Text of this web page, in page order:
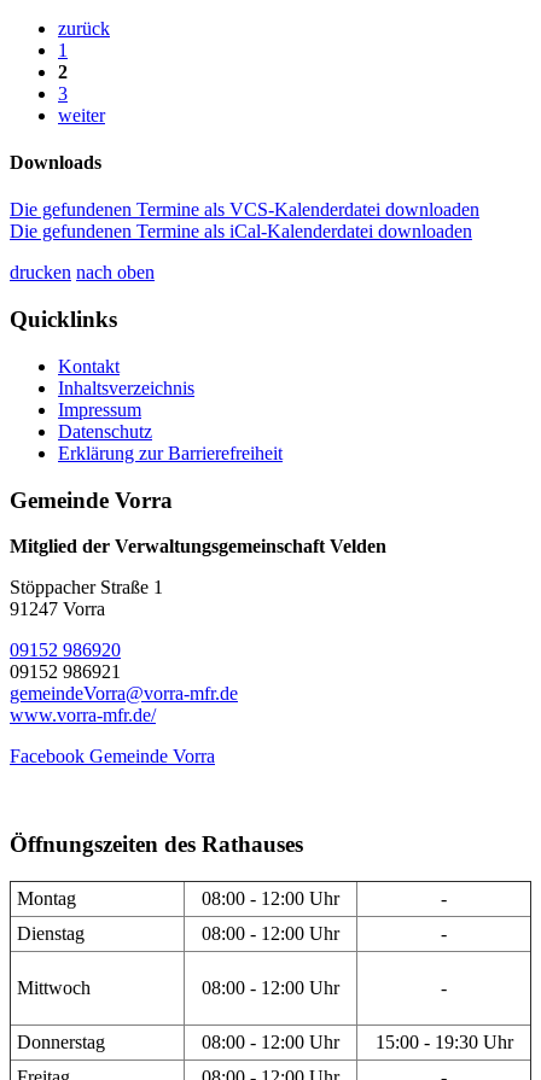
zurück
1
2
3
weiter
Downloads
Die gefundenen Termine als VCS-Kalenderdatei downloaden
Die gefundenen Termine als iCal-Kalenderdatei downloaden
drucken nach oben
Quicklinks
Kontakt
Inhaltsverzeichnis
Impressum
Datenschutz
Erklärung zur Barrierefreiheit
Gemeinde Vorra
Mitglied der Verwaltungsgemeinschaft Velden
Stöppacher Straße 1
91247 Vorra
09152 986920
09152 986921
gemeindeVorra@vorra-mfr.de
www.vorra-mfr.de/
Facebook Gemeinde Vorra
Öffnungszeiten des Rathauses
Montag 08:00 - 12:00 Uhr
-
Dienstag
08:00 - 12:00 Uhr -
Mittwoch 08:00 - 12:00 Uhr -
Donnerstag 08:00 - 12:00 Uhr
15:00 - 19:30 Uhr